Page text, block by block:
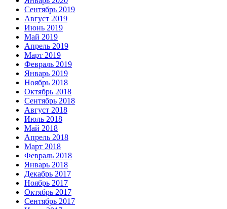
Сентябрь 2019
Август 2019
Июнь 2019
Май 2019
Апрель 2019
Март 2019
Февраль 2019
Январь 2019
Ноябрь 2018
Октябрь 2018
Сентябрь 2018
Август 2018
Июль 2018
Май 2018
Апрель 2018
Март 2018
Февраль 2018
Январь 2018
Декабрь 2017
Ноябрь 2017
Октябрь 2017
Сентябрь 2017